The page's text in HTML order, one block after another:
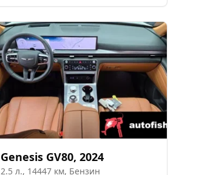
Genesis GV80, 2024
2.5 л., 14447 км, Бензин